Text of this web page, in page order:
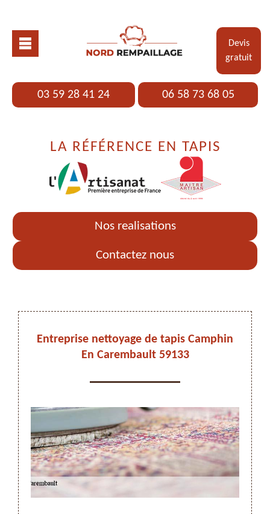
Devis
gratuit
03 59 28 41 24 06 58 73 68 05
LA RÉFÉRENCE EN TAPIS
Nos realisations
Contactez nous
Entreprise nettoyage de tapis Camphin
En Carembault 59133